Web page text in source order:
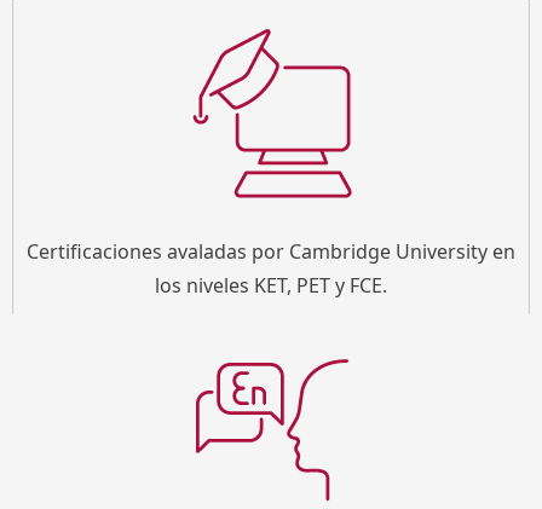
Certificaciones avaladas por Cambridge University en
los niveles KET, PET y FCE.